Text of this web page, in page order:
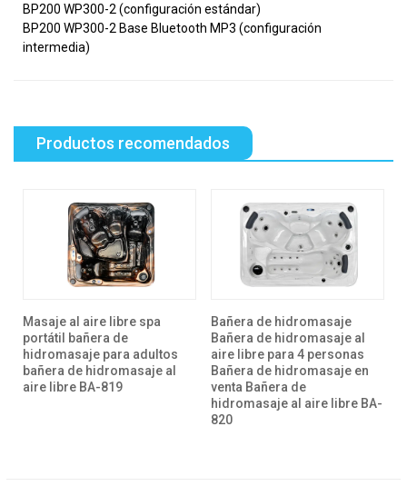
BP200 WP300-2 (configuración estándar)
BP200 WP300-2 Base Bluetooth MP3 (configuración
intermedia)
Productos recomendados
Masaje al aire libre spa
portátil bañera de
hidromasaje para adultos
bañera de hidromasaje al
aire libre BA-819
Bañera de hidromasaje
Bañera de hidromasaje al
aire libre para 4 personas
Bañera de hidromasaje en
venta Bañera de
hidromasaje al aire libre BA-
820